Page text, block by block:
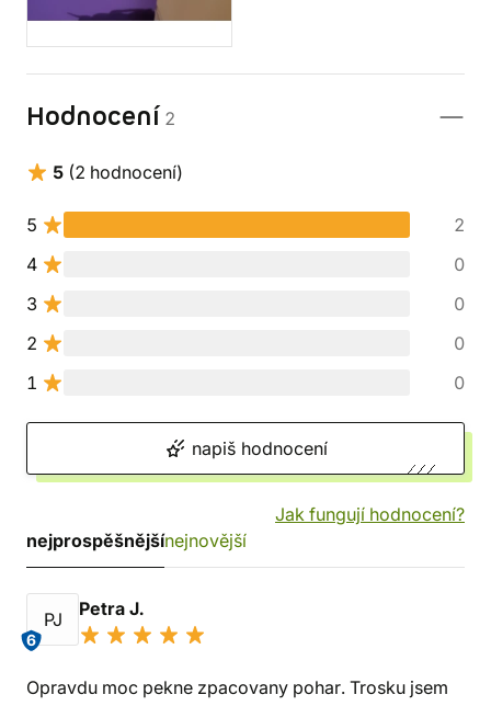
Hodnocení 2
5 (2 hodnocení)
5
2
4
0
3
0
2
0
1
0
napiš hodnocení
Jak fungují hodnocení?
nejprospěšnějšínejnovější
PJ
6
Petra J.
Opravdu moc pekne zpacovany pohar. Trosku jsem